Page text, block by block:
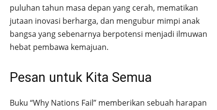
puluhan tahun masa depan yang cerah, mematikan
jutaan inovasi berharga, dan mengubur mimpi anak
bangsa yang sebenarnya berpotensi menjadi ilmuwan
hebat pembawa kemajuan.
Pesan untuk Kita Semua
Buku “Why Nations Fail” memberikan sebuah harapan